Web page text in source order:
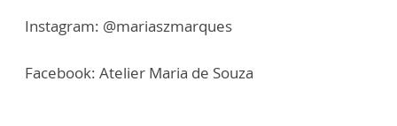
Instagram: @mariaszmarques
Facebook: Atelier Maria de Souza